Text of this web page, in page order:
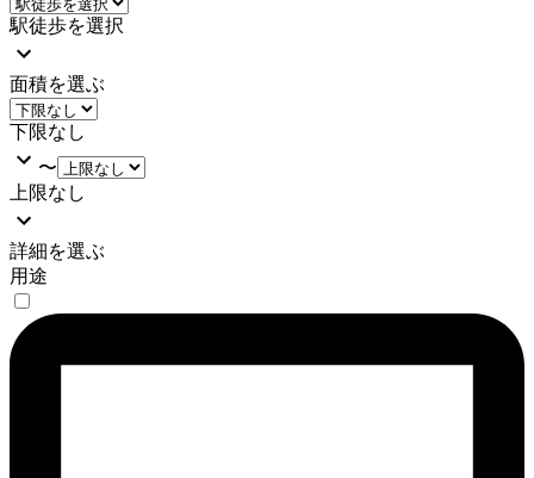
駅徒歩を選択
面積を選ぶ
下限なし
〜
上限なし
詳細を選ぶ
用途